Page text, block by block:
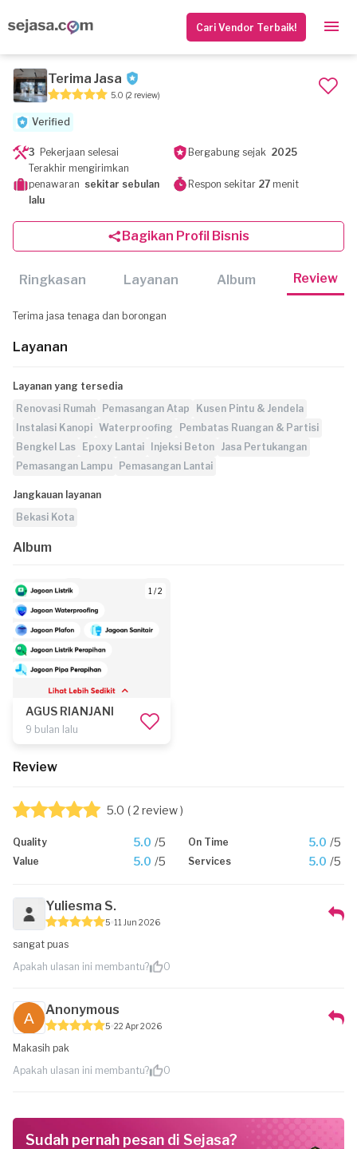
Cari Vendor Terbaik!
Terima Jasa
5.0 (2 review)
Verified
3 Pekerjaan selesai Bergabung sejak 2025
Terakhir mengirimkan
penawaran sekitar sebulan
lalu
Respon sekitar 27menit
Bagikan Profil Bisnis
Ringkasan Layanan Album Review
Terima jasa tenaga dan borongan
Layanan
Layanan yang tersedia
Renovasi Rumah
Pemasangan Atap
Kusen Pintu & Jendela
Instalasi Kanopi Waterproofing
Pembatas Ruangan & Partisi
Bengkel Las
Epoxy Lantai Injeksi Beton Jasa Pertukangan
Pemasangan Lampu
Pemasangan Lantai
Jangkauan layanan
Bekasi Kota
Album
1 / 2
AGUS RIANJANI
9 bulan lalu
Review
5.0 ( 2 review )
Quality 5.0 /5 On Time 5.0 /5
Value 5.0 /5 Services 5.0 /5
Yuliesma S.
5 11 Jun 2026
sangat puas
Apakah ulasan ini membantu?
0
Anonymous
5 22 Apr 2026
Makasih pak
Apakah ulasan ini membantu?
0
Sudah pernah pesan di Sejasa?